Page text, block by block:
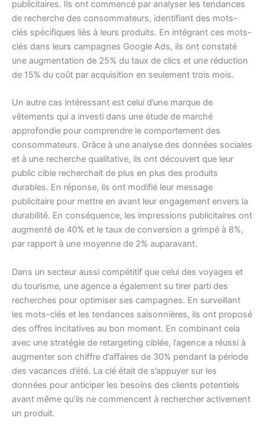
publicitaires. Ils ont commencé par analyser les tendances
de recherche des consommateurs, identifiant des mots-
clés spécifiques liés à leurs produits. En intégrant ces mots-
clés dans leurs campagnes Google Ads, ils ont constaté
une augmentation de 25% du taux de clics et une réduction
de 15% du coût par acquisition en seulement trois mois.
Un autre cas intéressant est celui d’une marque de
vêtements qui a investi dans une étude de marché
approfondie pour comprendre le comportement des
consommateurs. Grâce à une analyse des données sociales
et à une recherche qualitative, ils ont découvert que leur
public cible recherchait de plus en plus des produits
durables. En réponse, ils ont modifié leur message
publicitaire pour mettre en avant leur engagement envers la
durabilité. En conséquence, les impressions publicitaires ont
augmenté de 40% et le taux de conversion a grimpé à 8%,
par rapport à une moyenne de 2% auparavant.
Dans un secteur aussi compétitif que celui des voyages et
du tourisme, une agence a également su tirer parti des
recherches pour optimiser ses campagnes. En surveillant
les mots-clés et les tendances saisonnières, ils ont proposé
des offres incitatives au bon moment. En combinant cela
avec une stratégie de retargeting ciblée, l’agence a réussi à
augmenter son chiffre d’affaires de 30% pendant la période
des vacances d’été. La clé était de s’appuyer sur les
données pour anticiper les besoins des clients potentiels
avant même qu’ils ne commencent à rechercher activement
un produit.